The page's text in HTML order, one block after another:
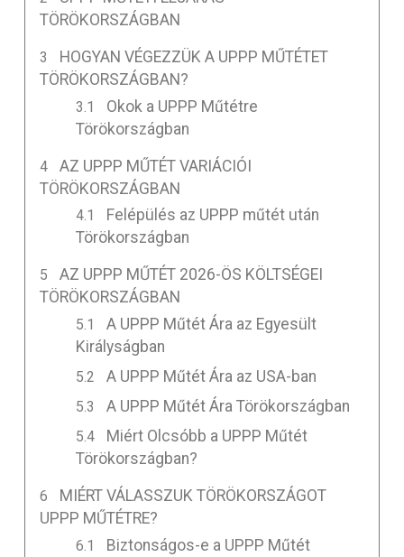
TÖRÖKORSZÁGBAN
HOGYAN VÉGEZZÜK A UPPP MŰTÉTET
TÖRÖKORSZÁGBAN?
Okok a UPPP Műtétre
Törökországban
AZ UPPP MŰTÉT VARIÁCIÓI
TÖRÖKORSZÁGBAN
Felépülés az UPPP műtét után
Törökországban
AZ UPPP MŰTÉT 2026-ÖS KÖLTSÉGEI
TÖRÖKORSZÁGBAN
A UPPP Műtét Ára az Egyesült
Királyságban
A UPPP Műtét Ára az USA-ban
A UPPP Műtét Ára Törökországban
Miért Olcsóbb a UPPP Műtét
Törökországban?
MIÉRT VÁLASSZUK TÖRÖKORSZÁGOT
UPPP MŰTÉTRE?
Biztonságos-e a UPPP Műtét